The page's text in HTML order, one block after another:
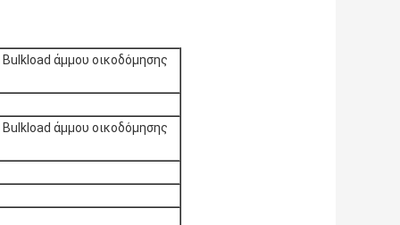
άμμου οικοδόμησης
άμμου οικοδόμησης